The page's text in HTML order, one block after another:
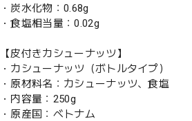
・炭水化物：0.68g
・食塩相当量：0.02g
【皮付きカシューナッツ】
・カシューナッツ（ボトルタイプ）
・原材料名：カシューナッツ、食塩
・内容量：250g
・原産国：ベトナム